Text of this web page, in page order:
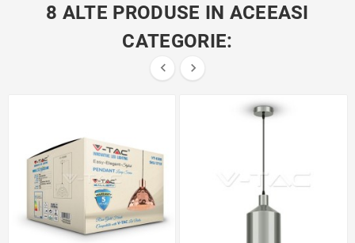
8 ALTE PRODUSE IN ACEEASI
CATEGORIE:
 